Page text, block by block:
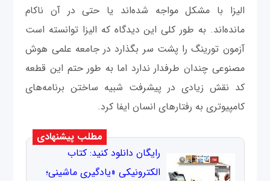
الیزا با مشکل مواجه شده‌اند یا حتی در آن ناکام
مانده‌اند. به طور کلی این دیدگاه که الیزا توانسته است
آزمون تورینگ را پشت سر بگذارد در جامعه علمی هوش
مصنوعی چندان طرفدار ندارد اما به طور حتم این قطعه
کد نقش زیادی در پیشرفت شبیه ساختن برنامه‌های
کامپیوتری به رفتارهای انسان ایفا کرد.
مطلب پیشنهادی
رایگان دانلود کنید: کتاب
الکترونیکی «یادگیری ماشینی؛